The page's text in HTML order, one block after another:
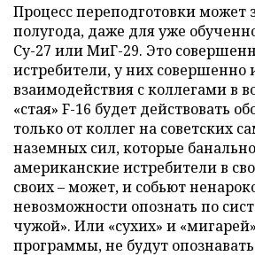
Процесс переподготовки может
полугода, даже для уже
Су-27 или МиГ-29. Это
истребители, у них совершенно
взаимодействия с коллегами в
«стая» F-16 будет действовать
только от коллег на советских
наземных сил, которые
американские истребители в
своих – может, и собьют
невозможности опознать по
чужой». Или «сухих» и
программы, не будут